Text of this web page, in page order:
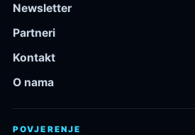
Newsletter
Partneri
Kontakt
O nama
POVJERENJE